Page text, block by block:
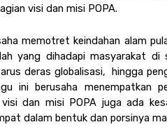
visi dan misi POPA.
memotret keindahan alam
yang dihadapi masyarakat
deras globalisasi,  hingga
ini berusaha menempatkan
dan misi POPA juga ada
dalam bentuk dan porsinya